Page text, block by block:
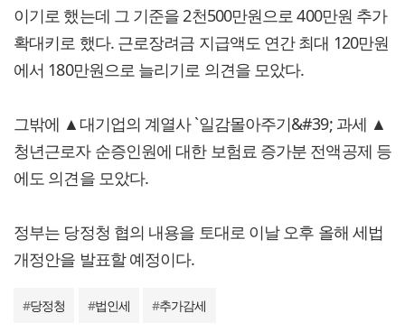
이기로 했는데 그 기준을 2천500만원으로 400만원 추가
확대키로 했다. 근로장려금 지급액도 연간 최대 120만원
에서 180만원으로 늘리기로 의견을 모았다.
그밖에 ▲대기업의 계열사 `일감몰아주기&#39; 과세 ▲
청년근로자 순증인원에 대한 보험료 증가분 전액공제 등
에도 의견을 모았다.
정부는 당정청 협의 내용을 토대로 이날 오후 올해 세법
개정안을 발표할 예정이다.
#당정청 #법인세 #추가감세